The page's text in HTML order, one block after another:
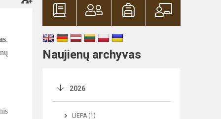
.
Naujienų archyvas
2026
LIEPA (1)